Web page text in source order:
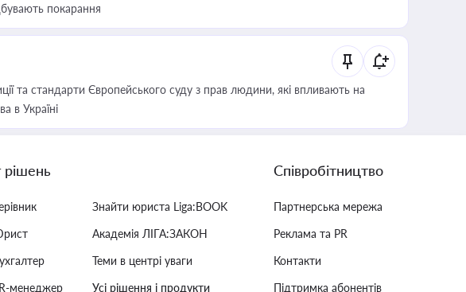
покарання
та стандарти Європейського суду з прав людини, які впливають на
в Україні
рішень
менеджер
Знайти юриста Liga:BOOK
Академія ЛІГА:ЗАКОН
Теми в центрі уваги
Усі рішення і продукти
Співробітництво
Партнерська мережа
Реклама та PR
Контакти
Підтримка абонентів